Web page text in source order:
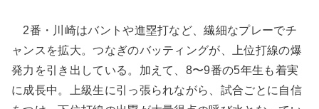
2番・川崎はバントや進塁打など、繊細なプレーでチ
ャンスを拡大。つなぎのバッティングが、上位打線の爆
発力を引き出している。加えて、8〜9番の5年生も着実
に成長中。上級生に引っ張られながら、試合ごとに自信